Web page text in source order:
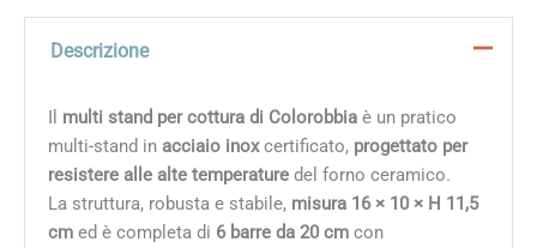
Descrizione
Il multi stand per cottura di Colorobbiaè un pratico
multi-stand in acciaio inoxcertificato, progettato per
resistere alle alte temperaturedel forno ceramico.
La struttura, robusta e stabile,misura 16 × 10 × H 11,5
cmed è completa di 6 barre da 20 cmcon